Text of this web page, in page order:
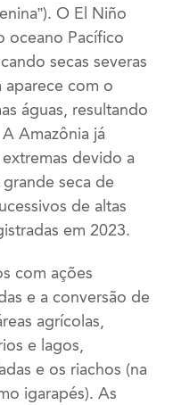
O El Niño
oceano Pacífico
secas severas
aparece com o
águas, resultando
Amazônia já
devido a
seca de
de altas
em 2023.
com ações
e a conversão de
agrícolas,
e lagos,
e os riachos (na
igarapés). As